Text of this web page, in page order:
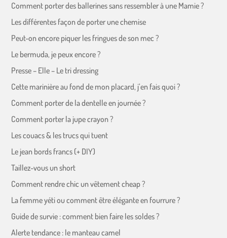
Comment porter des ballerines sans ressembler à une Mamie ?
Les différentes façon de porter une chemise
Peut-on encore piquer les fringues de son mec ?
Le bermuda, je peux encore ?
Presse – Elle – Le tri dressing
Cette marinière au fond de mon placard, j’en fais quoi ?
Comment porter de la dentelle en journée ?
Comment porter la jupe crayon ?
Les couacs & les trucs qui tuent
Le jean bords francs (+ DIY)
Taillez-vous un short
Comment rendre chic un vêtement cheap ?
La femme yéti ou comment être élégante en fourrure ?
Guide de survie : comment bien faire les soldes ?
Alerte tendance : le manteau camel